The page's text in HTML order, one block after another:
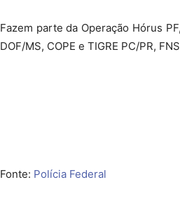
Fazem parte da Operação Hórus
DOF/MS, COPE e TIGRE PC/PR,
Fonte: Polícia Federal